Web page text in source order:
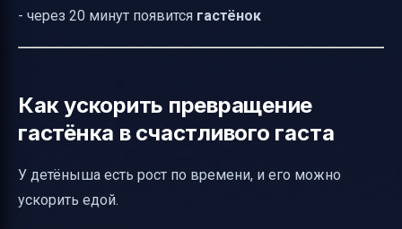
- через 20 минут появится гастёнок
Как ускорить превращение
гастёнка в счастливого гаста
У детёныша есть рост по времени, и его можно
ускорить едой.